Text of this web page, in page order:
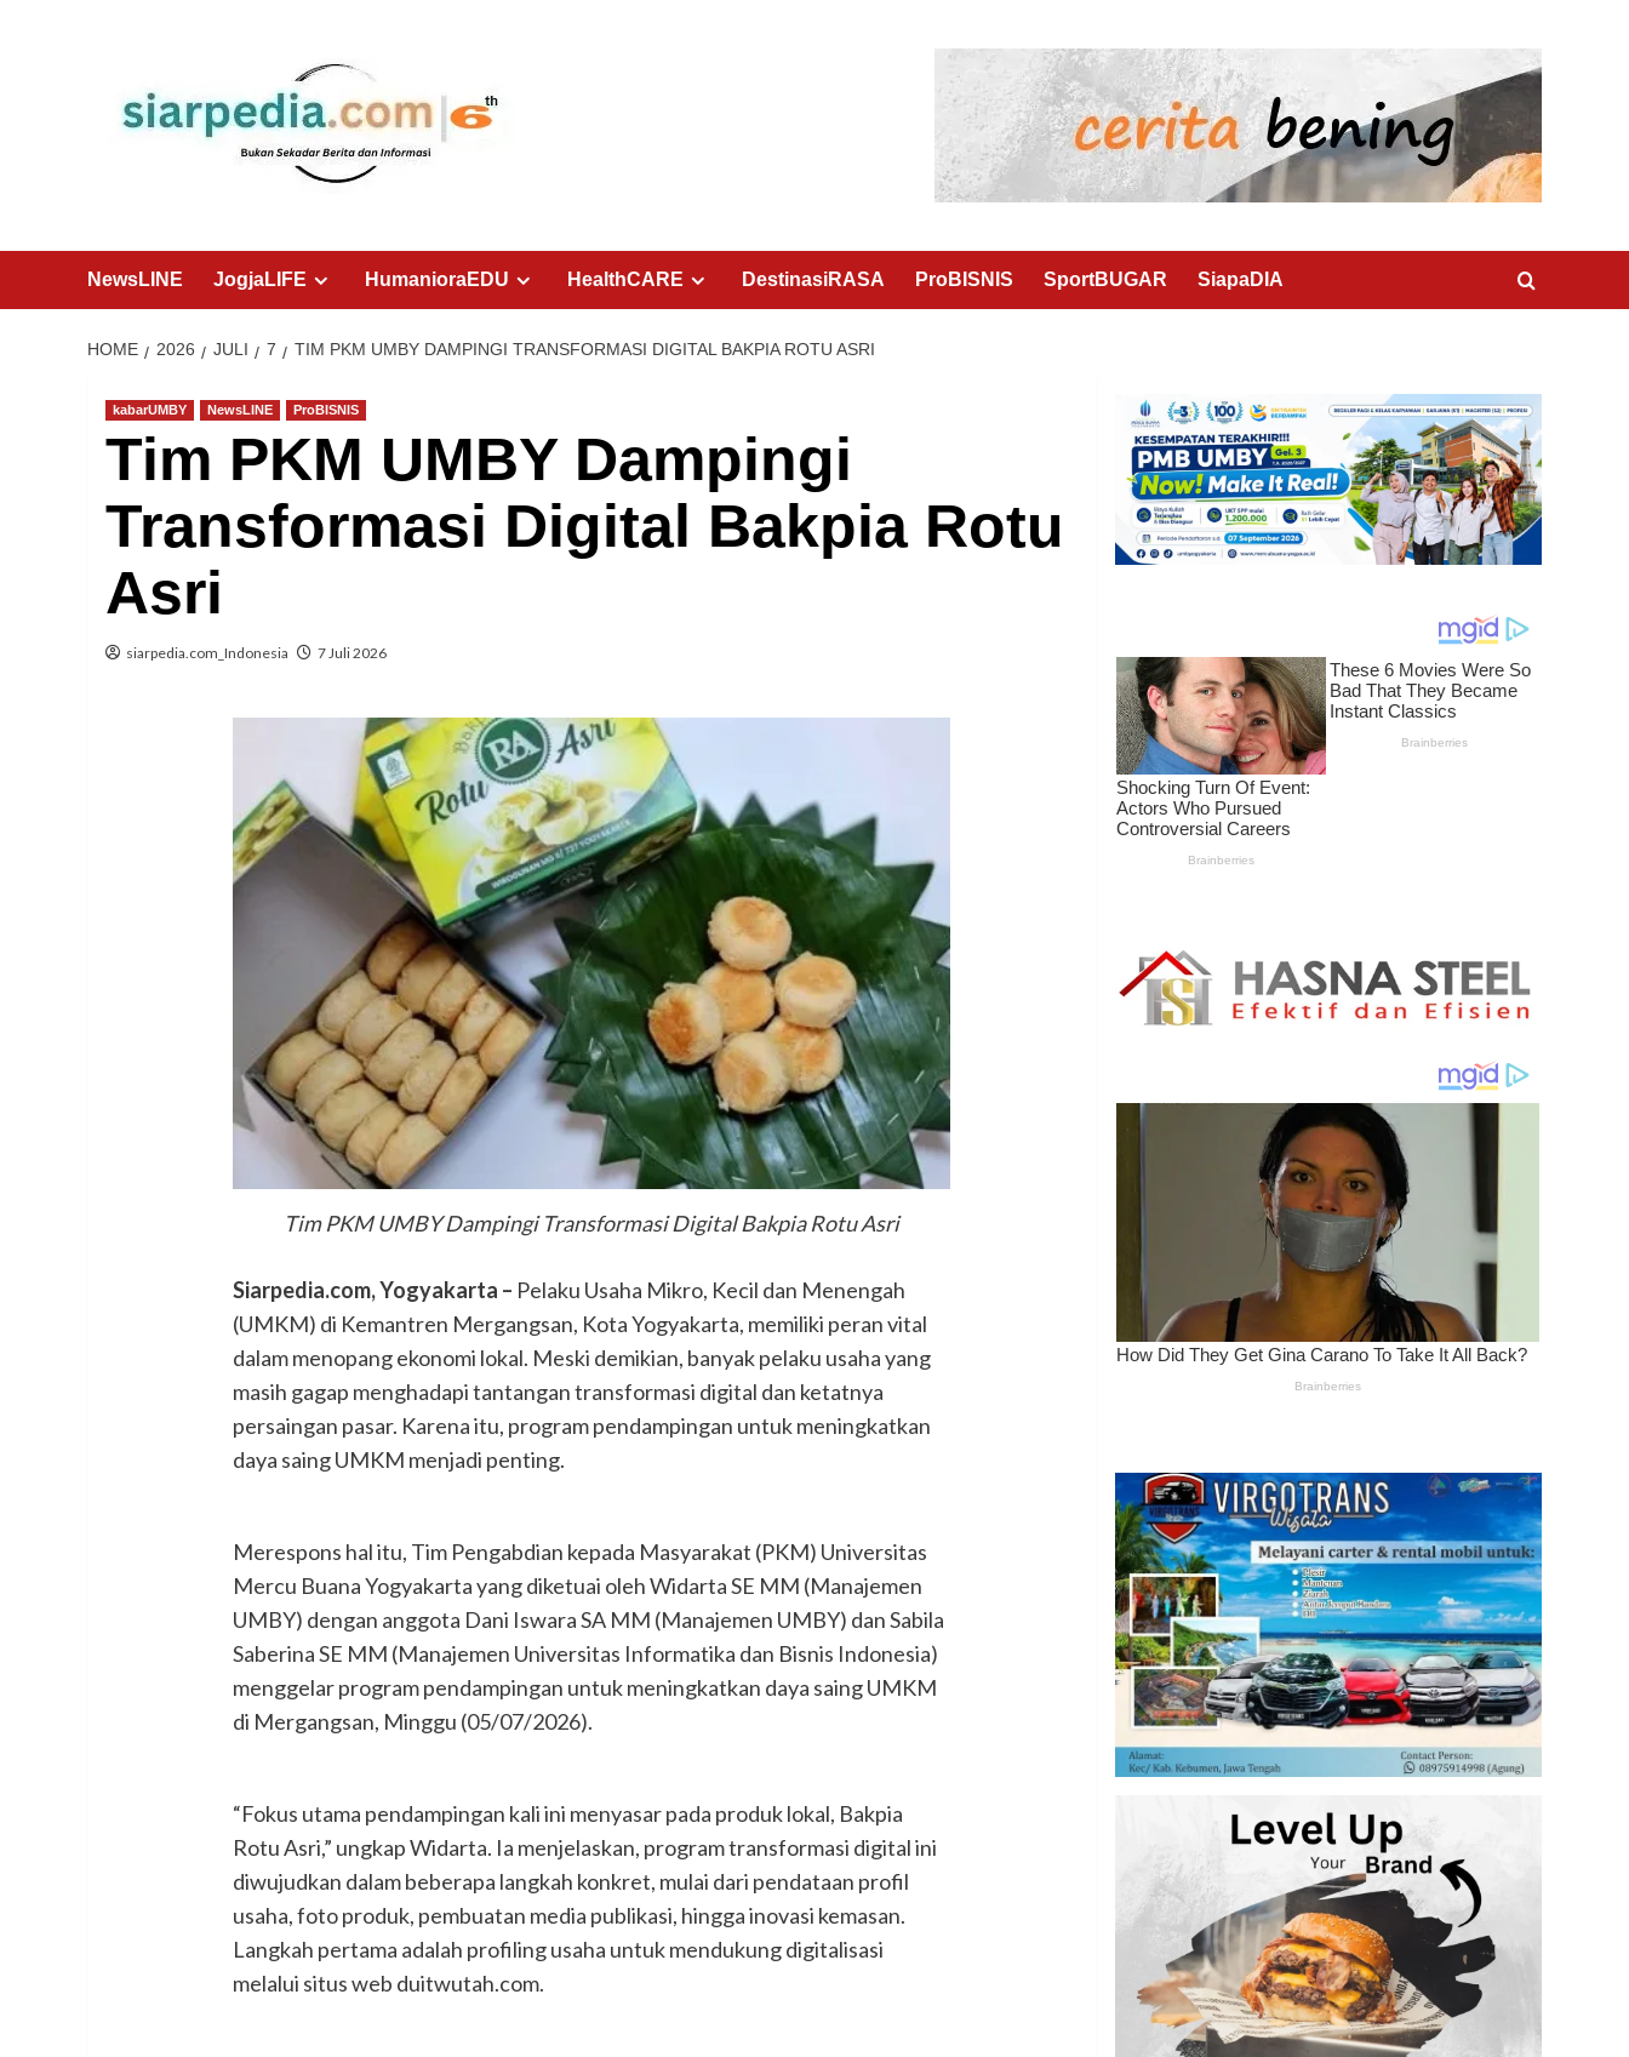
NewsLINE JogjaLIFE HumanioraEDU HealthCARE DestinasiRASA ProBISNIS SportBUGAR SiapaDIA
HOME 2026 JULI 7 TIM PKM UMBY DAMPINGI TRANSFORMASI DIGITAL BAKPIA ROTU ASRI
kabarUMBY NewsLINE ProBISNIS
Tim PKM UMBY Dampingi
Transformasi Digital Bakpia Rotu
Asri
siarpedia.com_Indonesia 7 Juli 2026
Tim PKM UMBY Dampingi Transformasi Digital Bakpia Rotu Asri
Siarpedia.com, Yogyakarta – Pelaku Usaha Mikro, Kecil dan Menengah
(UMKM) di Kemantren Mergangsan, Kota Yogyakarta, memiliki peran vital
dalam menopang ekonomi lokal. Meski demikian, banyak pelaku usaha yang
masih gagap menghadapi tantangan transformasi digital dan ketatnya
persaingan pasar. Karena itu, program pendampingan untuk meningkatkan
daya saing UMKM menjadi penting.
Merespons hal itu, Tim Pengabdian kepada Masyarakat (PKM) Universitas
Mercu Buana Yogyakarta yang diketuai oleh Widarta SE MM (Manajemen
UMBY) dengan anggota Dani Iswara SA MM (Manajemen UMBY) dan Sabila
Saberina SE MM (Manajemen Universitas Informatika dan Bisnis Indonesia)
menggelar program pendampingan untuk meningkatkan daya saing UMKM
di Mergangsan, Minggu (05/07/2026).
“Fokus utama pendampingan kali ini menyasar pada produk lokal, Bakpia
Rotu Asri,” ungkap Widarta. Ia menjelaskan, program transformasi digital ini
diwujudkan dalam beberapa langkah konkret, mulai dari pendataan profil
usaha, foto produk, pembuatan media publikasi, hingga inovasi kemasan.
Langkah pertama adalah profiling usaha untuk mendukung digitalisasi
melalui situs web duitwutah.com.